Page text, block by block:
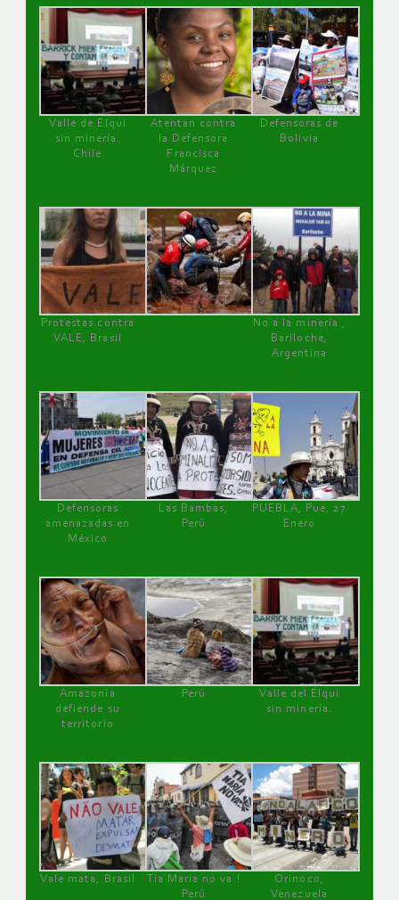
Valle de Elqui
sin minería.
Chile
Atentan contra
la Defensora
Francisca
Márquez
Defensoras de
Bolivia
Protestas contra
VALE, Brasil
No a la minería ,
Bariloche,
Argentina
Defensoras
amenazadas en
México
Las Bambas,
Perú
PUEBLA, Pue, 27
Enero
Amazonía
defiende su
territorio
Perú
Valle del Elqui
sin minería.
Vale mata, Brasil
Tía María no va !
Perú
Orinoco,
Venezuela